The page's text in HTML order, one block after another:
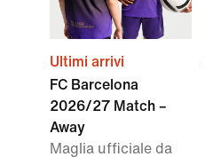
Ultimi arrivi
FC Barcelona
2026/27 Match –
Away
Maglia ufficiale da